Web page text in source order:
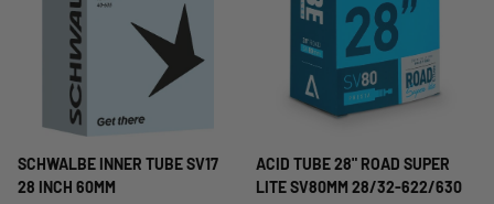
SCHWALBE INNER TUBE SV17
28 INCH 60MM
ACID TUBE 28" ROAD SUPER
LITE SV80MM 28/32-622/630